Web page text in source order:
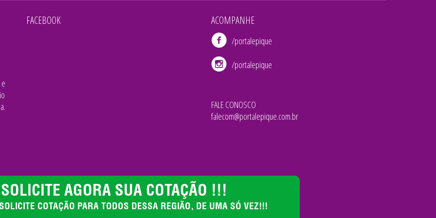
SOLICITE AGORA SUA COTAÇÃO !!!
COTAÇÃO PARA TODOS DESSA REGIÃO, DE UMA SÓ VEZ!!!
FACEBOOK ACOMPANHE
/portalepique
/portalepique
FALE CONOSCO
falecom@portalepique.com.br